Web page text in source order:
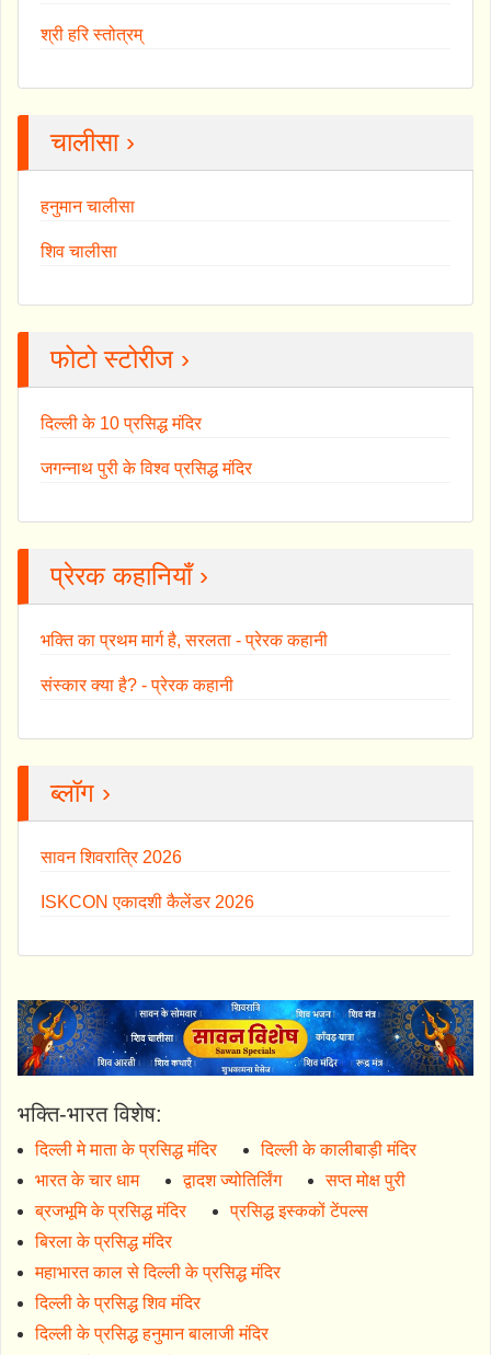
श्री हरि स्तोत्रम्
चालीसा ›
हनुमान चालीसा
शिव चालीसा
फोटो स्टोरीज ›
दिल्ली के 10 प्रसिद्ध मंदिर
जगन्नाथ पुरी के विश्व प्रसिद्ध मंदिर
प्रेरक कहानियाँ ›
भक्ति का प्रथम मार्ग है, सरलता - प्रेरक कहानी
संस्कार क्या है? - प्रेरक कहानी
ब्लॉग ›
सावन शिवरात्रि 2026
ISKCON एकादशी कैलेंडर 2026
भक्ति-भारत विशेष:
दिल्ली मे माता के प्रसिद्ध मंदिर
दिल्ली के कालीबाड़ी मंदिर
भारत के चार धाम
द्वादश ज्योतिर्लिंग
सप्त मोक्ष पुरी
ब्रजभूमि के प्रसिद्ध मंदिर
प्रसिद्ध इस्ककों टेंपल्स
बिरला के प्रसिद्ध मंदिर
महाभारत काल से दिल्ली के प्रसिद्ध मंदिर
दिल्ली के प्रसिद्ध शिव मंदिर
दिल्ली के प्रसिद्ध हनुमान बालाजी मंदिर